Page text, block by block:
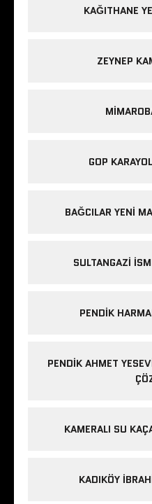
KAĞITHANE
ZEYNEP
GOP
BAĞCILAR YENI
SULTANGAZI
PENDIK
PENDIK AHMET
KAMERALI SU
KADIKÖY